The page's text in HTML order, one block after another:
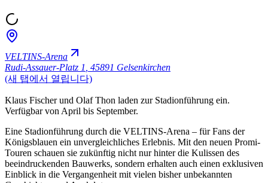
VELTINS-Arena
Rudi-Assauer-Platz 1 45891 Gelsenkirchen
(새 탭에서 열립니다)
Klaus Fischer und Olaf Thon laden zur Stadionführung ein.
Verfügbar von April bis September.
Eine Stadionführung durch die VELTINS-Arena – für Fans der
Königsblauen ein unvergleichliches Erlebnis. Mit den neuen Promi-
Touren schauen sie zukünftig nicht nur hinter die Kulissen des
beeindruckenden Bauwerks, sondern erhalten auch einen exklusiven
Einblick in die Vergangenheit mit vielen bisher unbekannten